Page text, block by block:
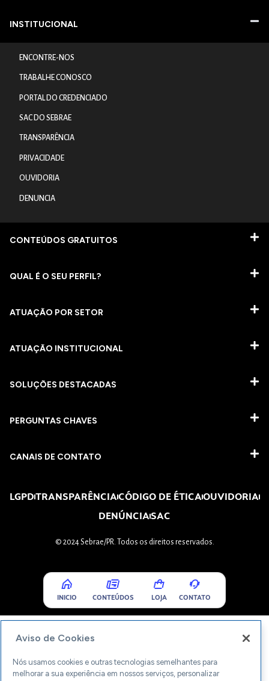
INSTITUCIONAL
ENCONTRE-NOS
TRABALHE CONOSCO
PORTAL DO CREDENCIADO
SAC DO SEBRAE
TRANSPARÊNCIA
PRIVACIDADE
OUVIDORIA
DENUNCIA
CONTEÚDOS GRATUITOS
QUAL É O SEU PERFIL?
ATUAÇÃO POR SETOR
ATUAÇÃO INSTITUCIONAL
SOLUÇÕES DESTACADAS
PERGUNTAS CHAVES​
CANAIS DE CONTATO
LGPDTRANSPARÊNCIACÓDIGO DE ÉTICAOUVIDORIA
DENÚNCIASAC
© 2024 Sebrae/PR. Todos os direitos reservados.
INICIO CONTEÚDOS LOJA CONTATO
Aviso de Cookies
Nós usamos cookies e outras tecnologias semelhantes para
melhorar a sua experiência em nossos serviços, personalizar